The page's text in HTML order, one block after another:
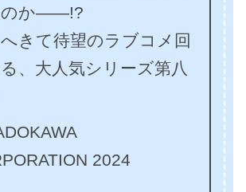
のか――!?
きて待望のラブコメ回
、大人気シリーズ第八
2024